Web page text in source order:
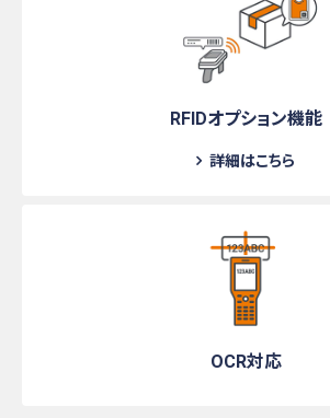
RFIDオプション機能
詳細はこちら
OCR対応